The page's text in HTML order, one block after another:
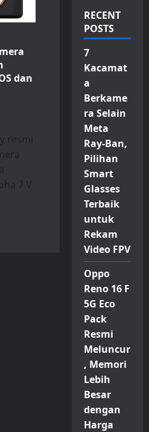
dan
resmi
7 V
RECENT
POSTS
7
Kacamat
a
Berkame
ra Selain
Meta
Ray-Ban,
Pilihan
Smart
Glasses
Terbaik
untuk
Rekam
Video FPV
Oppo
Reno 16 F
5G Eco
Pack
Resmi
Meluncur
, Memori
Lebih
Besar
dengan
Harga